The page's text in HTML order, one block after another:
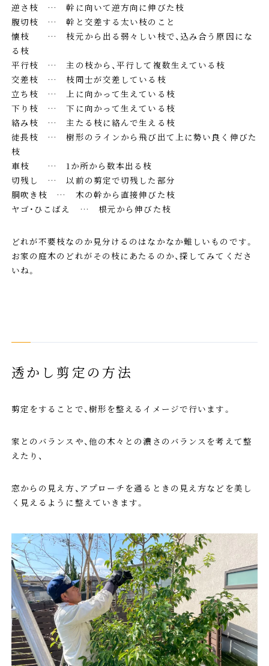
逆さ枝 … 幹に向いて逆方向に伸びた枝
腹切枝 … 幹と交差する太い枝のこと
懐枝 … 枝元から出る弱々しい枝で、込み合う原因にな
る枝
平行枝 … 主の枝から、平行して複数生えている枝
交差枝 … 枝同士が交差している枝
立ち枝 … 上に向かって生えている枝
下り枝 … 下に向かって生えている枝
絡み枝 … 主たる枝に絡んで生える枝
徒長枝 … 樹形のラインから飛び出て上に勢い良く伸びた
枝
車枝 … 1か所から数本出る枝
切残し … 以前の剪定で切残した部分
胴吹き枝 … 木の幹から直接伸びた枝
ヤゴ・ひこばえ … 根元から伸びた枝
どれが不要枝なのか見分けるのはなかなか難しいものです。
お家の庭木のどれがその枝にあたるのか、探してみてくださ
いね。
透かし剪定の方法
剪定をすることで、樹形を整えるイメージで行います。
家とのバランスや、他の木々との濃さのバランスを考えて整
えたり、
窓からの見え方、アプローチを通るときの見え方などを美し
く見えるように整えていきます。